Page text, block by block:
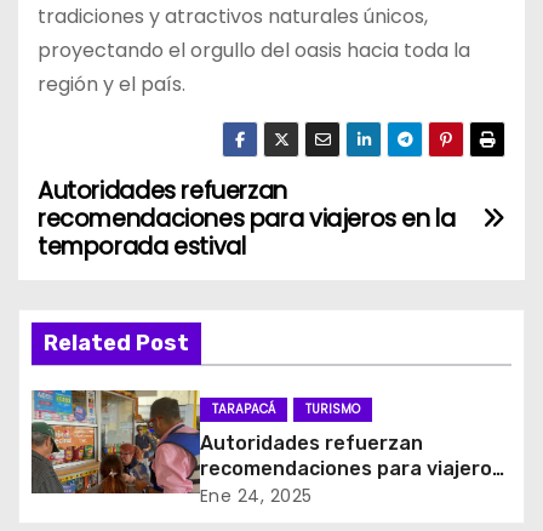
tradiciones y atractivos naturales únicos,
proyectando el orgullo del oasis hacia toda la
región y el país.
N
a
e
g
a
c
Autoridades refuerzan
recomendaciones para viajeros en la
temporada estival
Related Post
TARAPACÁ TURISMO
Autoridades refuerzan
recomendaciones para viajeros
en la temporada estival
Ene 24, 2025